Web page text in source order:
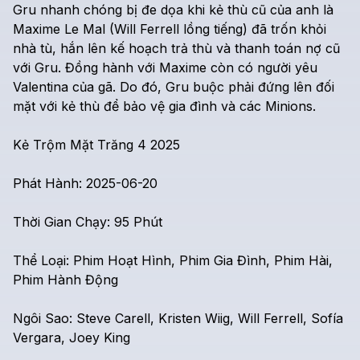
Gru nhanh chóng bị đe dọa khi kẻ thù cũ của anh là
Maxime Le Mal (Will Ferrell lồng tiếng) đã trốn khỏi
nhà tù, hắn lên kế hoạch trả thù và thanh toán nợ cũ
với Gru. Đồng hành với Maxime còn có người yêu
Valentina của gã. Do đó, Gru buộc phải đứng lên đối
mặt với kẻ thù để bảo vệ gia đình và các Minions.
Kẻ Trộm Mặt Trăng 4 2025
Phát Hành: 2025-06-20
Thời Gian Chạy: 95 Phút
Thể Loại: Phim Hoạt Hình, Phim Gia Đình, Phim Hài,
Phim Hành Động
Ngôi Sao: Steve Carell, Kristen Wiig, Will Ferrell, Sofía
Vergara, Joey King